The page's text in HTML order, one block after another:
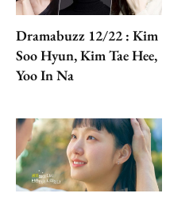
Dramabuzz 12/22 : Kim
Soo Hyun, Kim Tae Hee,
Yoo In Na